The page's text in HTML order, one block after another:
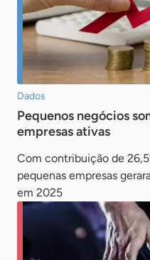
Dados
Pequenos negócios
empresas ativas
Com contribuição de
pequenas empresas
em 2025